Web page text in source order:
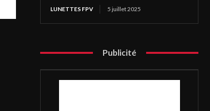
LUNETTES FPV 5 juillet 2025
Publicité